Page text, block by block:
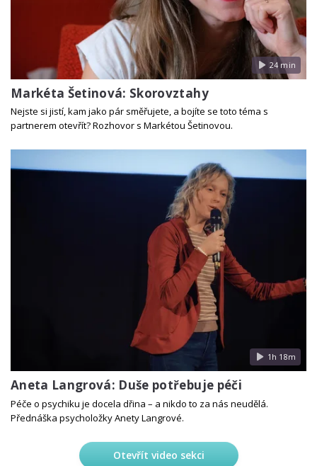
24 min
Markéta Šetinová: Skorovztahy
Nejste si jistí, kam jako pár směřujete, a bojíte se toto téma s
partnerem otevřít? Rozhovor s Markétou Šetinovou.
1h 18m
Aneta Langrová: Duše potřebuje péči
Péče o psychiku je docela dřina – a nikdo to za nás neudělá.
Přednáška psycholožky Anety Langrové.
Otevřít video sekci